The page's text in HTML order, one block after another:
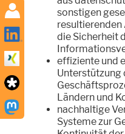
sonstigen
die Sicherheit
effiziente und
Unterstützung
Ländern und
nachhaltige
Systeme zur